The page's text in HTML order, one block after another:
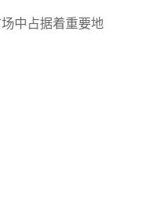
中占据着重要地